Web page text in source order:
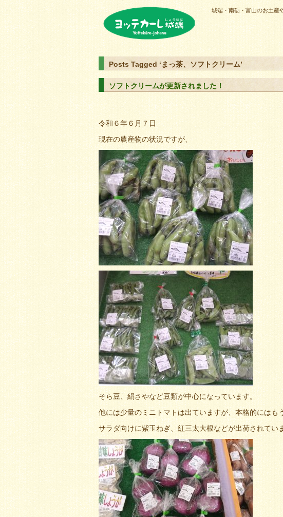
城端・南砺・富山のお土産
Posts Tagged ‘まっ茶、ソフトクリーム’
ソフトクリームが更新されました！
令和６年６月７日
現在の農産物の状況ですが、
そら豆、絹さやなど豆類が中心になっています。
他には少量のミニトマトは出ていますが、本格的にはも
サラダ向けに紫玉ねぎ、紅三太大根などが出荷されてい